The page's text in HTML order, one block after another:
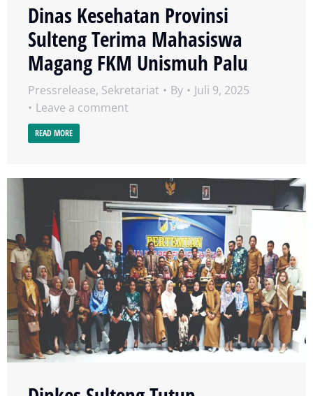
Dinas Kesehatan Provinsi
Sulteng Terima Mahasiswa
Magang FKM Unismuh Palu
Pressrelease, Sekretariat By
Juli 9, 2025
Leave a comment
READ MORE